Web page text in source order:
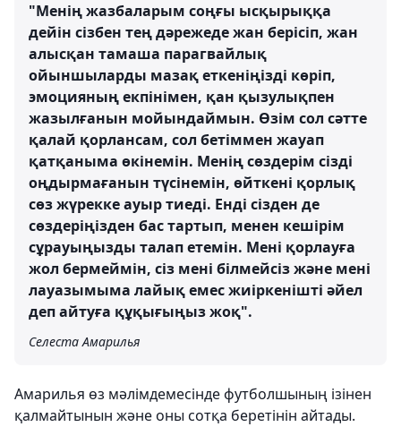
"Менің жазбаларым соңғы ысқырыққа
дейін сізбен тең дәрежеде жан берісіп, жан
алысқан тамаша парагвайлық
ойыншыларды мазақ еткеніңізді көріп,
эмоцияның екпінімен, қан қызулықпен
жазылғанын мойындаймын. Өзім сол сәтте
қалай қорлансам, сол бетіммен жауап
қатқаныма өкінемін. Менің сөздерім сізді
оңдырмағанын түсінемін, өйткені қорлық
сөз жүрекке ауыр тиеді. Енді сізден де
сөздеріңізден бас тартып, менен кешірім
сұрауыңызды талап етемін. Мені қорлауға
жол бермеймін, сіз мені білмейсіз және мені
лауазымыма лайық емес жиіркенішті әйел
деп айтуға құқығыңыз жоқ".
Селеста Амарилья
Амарилья өз мәлімдемесінде футболшының ізінен
қалмайтынын және оны сотқа беретінін айтады.